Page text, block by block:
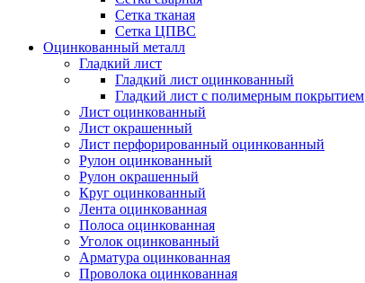
Сетка тканая
Сетка ЦПВС
Оцинкованный металл
Гладкий лист
Гладкий лист оцинкованный
Гладкий лист с полимерным покрытием
Лист оцинкованный
Лист окрашенный
Лист перфорированный оцинкованный
Рулон оцинкованный
Рулон окрашенный
Круг оцинкованный
Лента оцинкованная
Полоса оцинкованная
Уголок оцинкованный
Арматура оцинкованная
Проволока оцинкованная